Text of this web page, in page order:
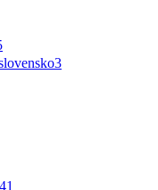
3
41